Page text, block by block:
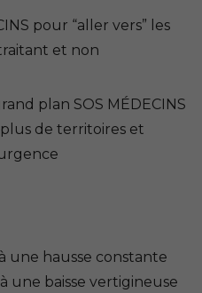
pour “aller vers” les
et non
plan SOS MÉDECINS
de territoires et
une hausse constante
une baisse vertigineuse